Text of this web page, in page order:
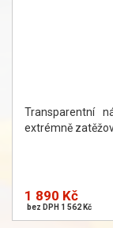
Transparentní
extrémně
1 890 Kč
bez DPH 1 562 Kč